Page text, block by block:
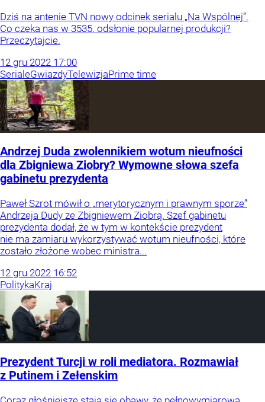
Dziś na antenie TVN nowy odcinek serialu „Na Wspólnej”.
Co czeka nas w 3535. odsłonie popularnej produkcji?
Przeczytajcie.
12 gru 2022 17:00
SerialeGwiazdyTelewizjaPrime time
Andrzej Duda zwolennikiem wotum nieufności
dla Zbigniewa Ziobry? Wymowne słowa szefa
gabinetu prezydenta
Paweł Szrot mówił o „merytorycznym i prawnym sporze”
Andrzeja Dudy ze Zbigniewem Ziobrą. Szef gabinetu
prezydenta dodał, że w tym w kontekście prezydent
nie ma zamiaru wykorzystywać wotum nieufności, które
zostało złożone wobec ministra...
12 gru 2022 16:52
PolitykaKraj
Prezydent Turcji w roli mediatora. Rozmawiał
z Putinem i Zełenskim